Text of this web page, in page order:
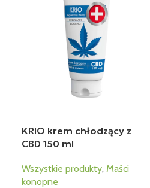
KRIO krem chłodzący z
CBD 150 ml
Wszystkie produkty, Maści
konopne